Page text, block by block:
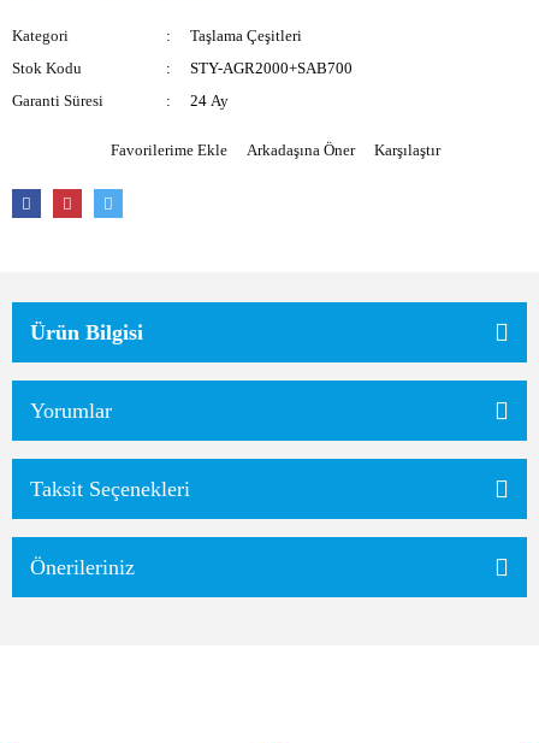
Kategori
Taşlama Çeşitleri
Stok Kodu
STY-AGR2000+SAB700
Garanti Süresi
24 Ay
Arkadaşına Öner Karşılaştır
Ürün Bilgisi
Yorumlar
Taksit Seçenekleri
Önerileriniz